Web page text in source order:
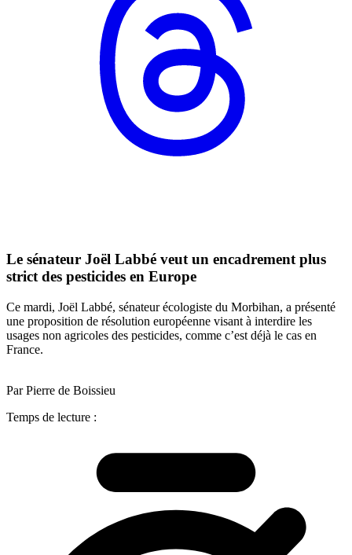
Le sénateur Joël Labbé veut un encadrement plus
strict des pesticides en Europe
Ce mardi, Joël Labbé, sénateur écologiste du Morbihan, a présenté
une proposition de résolution européenne visant à interdire les
usages non agricoles des pesticides, comme c’est déjà le cas en
France.
Par Pierre de Boissieu
Temps de lecture :